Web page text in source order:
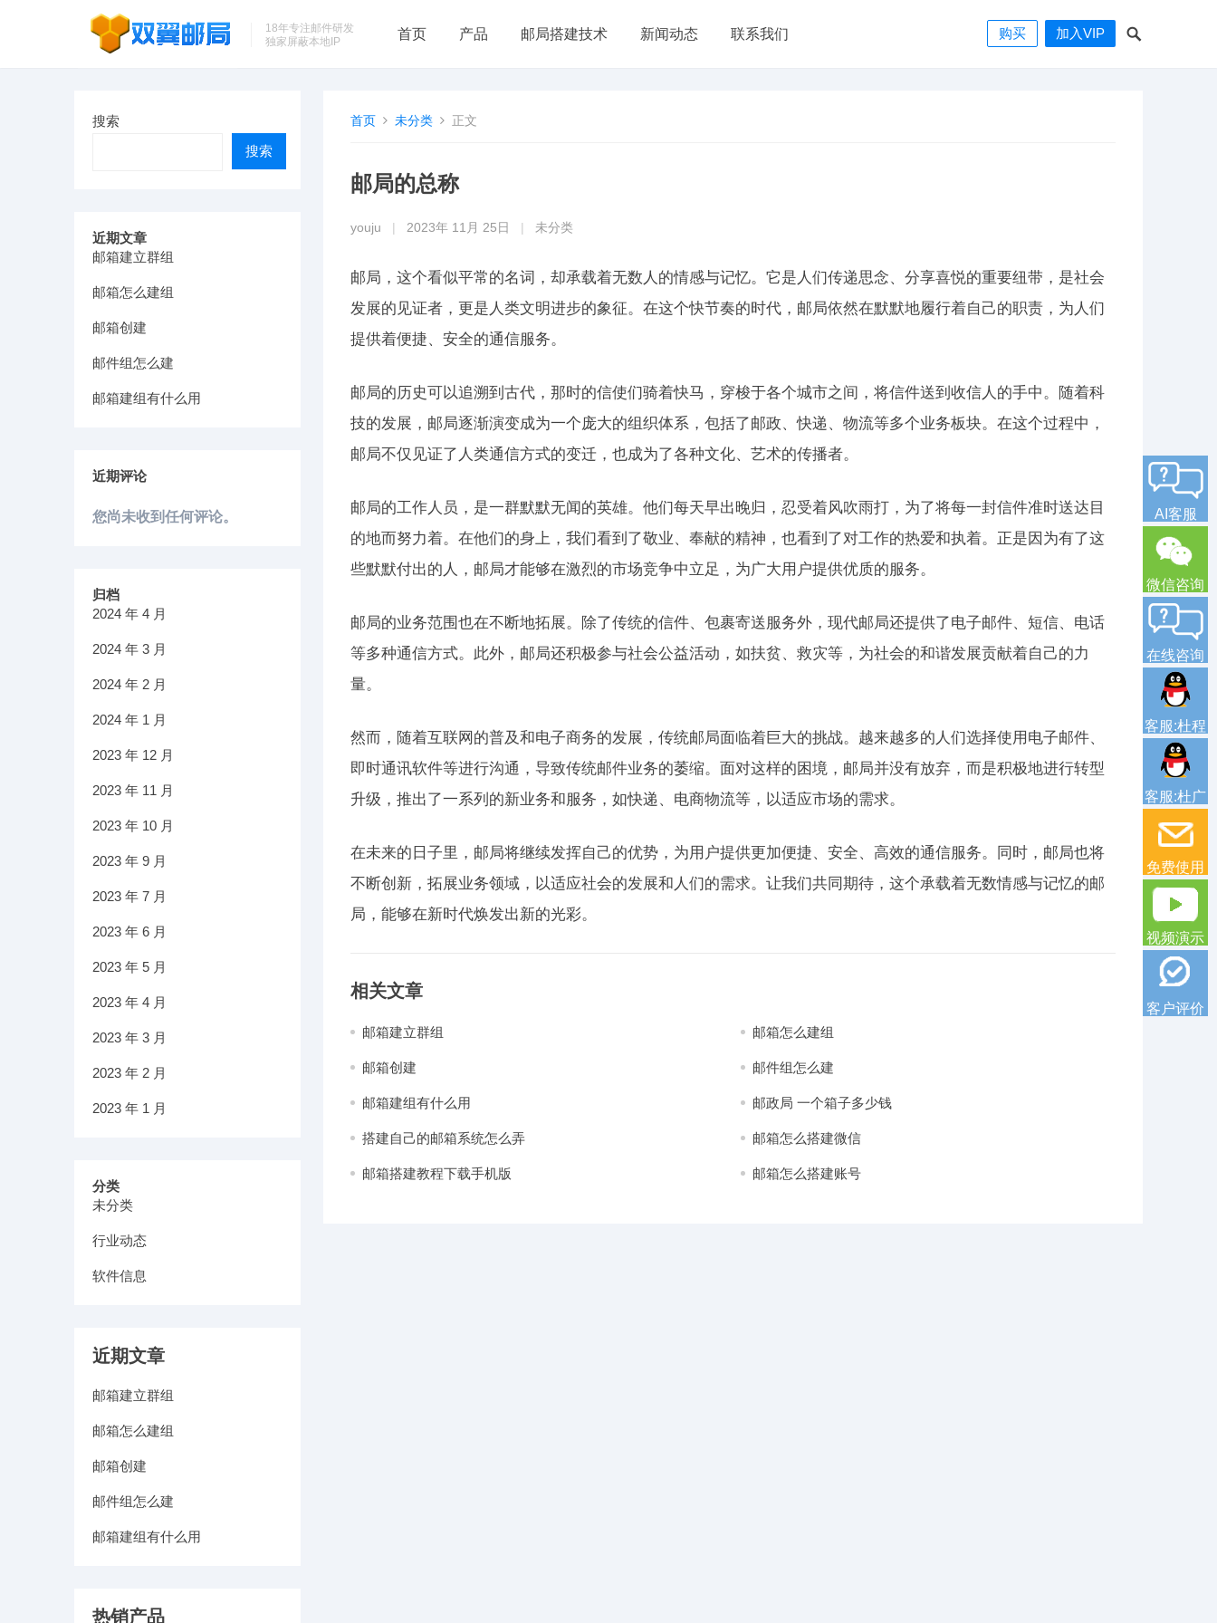
18年专注邮件研发
独家屏蔽本地IP
首页 产品 邮局搭建技术 新闻动态 联系我们 购买 加入VIP
首页 未分类 正文
邮局的总称
youju 2023年 11月 25日 未分类
邮局，这个看似平常的名词，却承载着无数人的情感与记忆。它是人们传递思念、分享喜悦的重要纽带，是社会
发展的见证者，更是人类文明进步的象征。在这个快节奏的时代，邮局依然在默默地履行着自己的职责，为人们
提供着便捷、安全的通信服务。
邮局的历史可以追溯到古代，那时的信使们骑着快马，穿梭于各个城市之间，将信件送到收信人的手中。随着科
技的发展，邮局逐渐演变成为一个庞大的组织体系，包括了邮政、快递、物流等多个业务板块。在这个过程中，
邮局不仅见证了人类通信方式的变迁，也成为了各种文化、艺术的传播者。
邮局的工作人员，是一群默默无闻的英雄。他们每天早出晚归，忍受着风吹雨打，为了将每一封信件准时送达目
的地而努力着。在他们的身上，我们看到了敬业、奉献的精神，也看到了对工作的热爱和执着。正是因为有了这
些默默付出的人，邮局才能够在激烈的市场竞争中立足，为广大用户提供优质的服务。
邮局的业务范围也在不断地拓展。除了传统的信件、包裹寄送服务外，现代邮局还提供了电子邮件、短信、电话
等多种通信方式。此外，邮局还积极参与社会公益活动，如扶贫、救灾等，为社会的和谐发展贡献着自己的力
量。
然而，随着互联网的普及和电子商务的发展，传统邮局面临着巨大的挑战。越来越多的人们选择使用电子邮件、
即时通讯软件等进行沟通，导致传统邮件业务的萎缩。面对这样的困境，邮局并没有放弃，而是积极地进行转型
升级，推出了一系列的新业务和服务，如快递、电商物流等，以适应市场的需求。
在未来的日子里，邮局将继续发挥自己的优势，为用户提供更加便捷、安全、高效的通信服务。同时，邮局也将
不断创新，拓展业务领域，以适应社会的发展和人们的需求。让我们共同期待，这个承载着无数情感与记忆的邮
局，能够在新时代焕发出新的光彩。
相关文章
邮箱建立群组 邮箱怎么建组
邮箱创建 邮件组怎么建
邮箱建组有什么用 邮政局 一个箱子多少钱
搭建自己的邮箱系统怎么弄 邮箱怎么搭建微信
邮箱搭建教程下载手机版 邮箱怎么搭建账号
搜索
搜索
近期文章
邮箱建立群组
邮箱怎么建组
邮箱创建
邮件组怎么建
邮箱建组有什么用
近期评论
您尚未收到任何评论。
归档
2024 年 4 月
2024 年 3 月
2024 年 2 月
2024 年 1 月
2023 年 12 月
2023 年 11 月
2023 年 10 月
2023 年 9 月
2023 年 7 月
2023 年 6 月
2023 年 5 月
2023 年 4 月
2023 年 3 月
2023 年 2 月
2023 年 1 月
分类
未分类
行业动态
软件信息
近期文章
邮箱建立群组
邮箱怎么建组
邮箱创建
邮件组怎么建
邮箱建组有什么用
热销产品
AI客服
微信咨询
在线咨询
客服:杜程
客服:杜广
免费使用
视频演示
客户评价